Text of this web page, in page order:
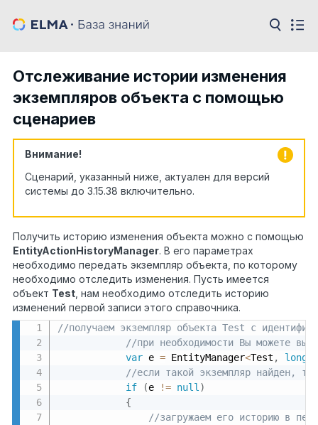
Отслеживание истории изменения
экземпляров объекта с помощью
сценариев
Внимание!
Сценарий, указанный ниже, актуален для версий
системы до 3.15.38 включительно.
Получить историю изменения объекта можно с помощью
EntityActionHistoryManager. В его параметрах
необходимо передать экземпляр объекта, по которому
необходимо отследить изменения. Пусть имеется
объект Test , нам необходимо отследить историю
изменений первой записи этого справочника.
//получаем экземпляр объекта Test с
//при необходимости Вы можете
var e = EntityManager<Test , long
//если такой экземпляр найден, то
if
(e != null )
{
//загружаем его историю в